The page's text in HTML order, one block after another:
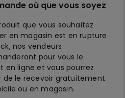
où que vous soyez
que vous souhaitez
en magasin est en rupture
nos vendeurs
pour vous le
en ligne et vous pourrez
de le recevoir gratuitement
ou en magasin.